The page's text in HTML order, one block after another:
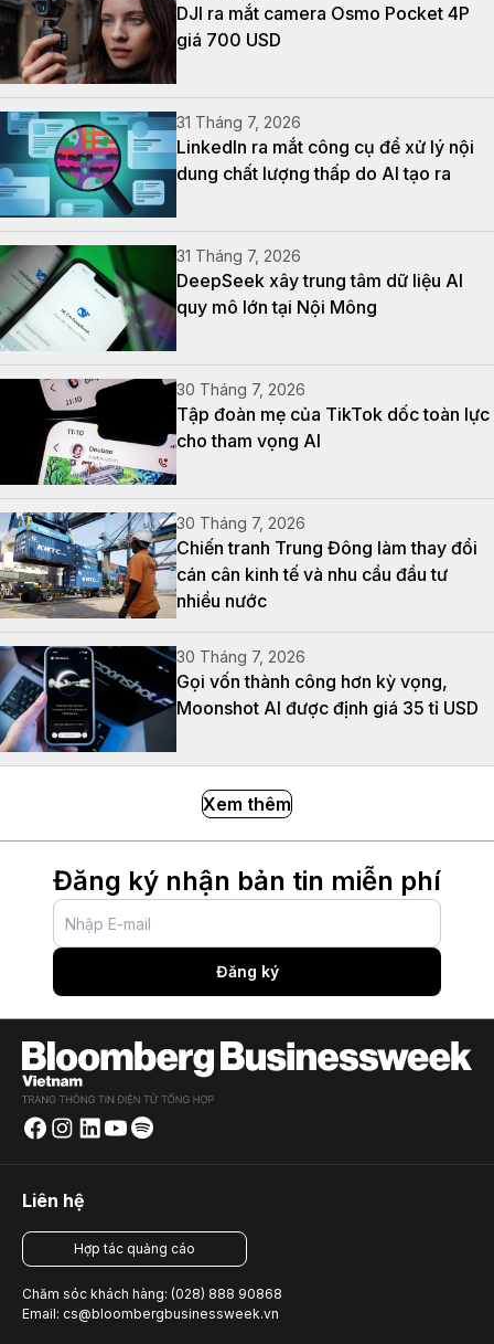
DJI ra mắt camera Osmo Pocket 4P
giá 700 USD
31 Tháng 7, 2026
LinkedIn ra mắt công cụ để xử lý nội
dung chất lượng thấp do AI tạo ra
31 Tháng 7, 2026
DeepSeek xây trung tâm dữ liệu AI
quy mô lớn tại Nội Mông
30 Tháng 7, 2026
Tập đoàn mẹ của TikTok dốc toàn lực
cho tham vọng AI
30 Tháng 7, 2026
Chiến tranh Trung Đông làm thay đổi
cán cân kinh tế và nhu cầu đầu tư
nhiều nước
30 Tháng 7, 2026
Gọi vốn thành công hơn kỳ vọng,
Moonshot AI được định giá 35 tỉ USD
Xem thêm
Đăng ký nhận bản tin miễn phí
Đăng ký
Liên hệ
Hợp tác quảng cáo
Chăm sóc khách hàng: (028) 888 90868
Email: cs@bloombergbusinessweek.vn